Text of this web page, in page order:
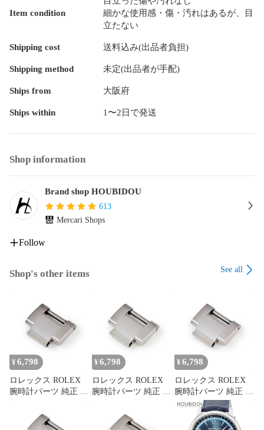
こちらの商品はメルカリShopsのHOUBIDOU［株式会社宝美
堂 大阪府公安委員会 古物商許可証第621113505921号］によ
って出品されています。
Item condition
細かな使用感・傷・汚れはあるが、目
立たない
Shipping cost 送料込み(出品者負担)
Shipping method 未定(出品者が手配)
Ships from 大阪府
Ships within 1〜2日で発送
Shop information
Brand shop HOUBIDOU
613
Mercari Shops
Follow
Shop's other items See all
¥ 6,798
ロレックス ROLEX
腕時計パーツ 純正 オ
スチール シルバー 1
コマ SS製 コマ 替え
¥ 6,798
ロレックス ROLEX
腕時計パーツ 純正 オ
スチール シルバー 1
コマ SS製 コマ 替え
¥ 6,798
ロレックス ROLEX
腕時計パーツ 純正 オ
イスター ステンレス
スチール シルバー 1
コマ SS製 コマ 替え